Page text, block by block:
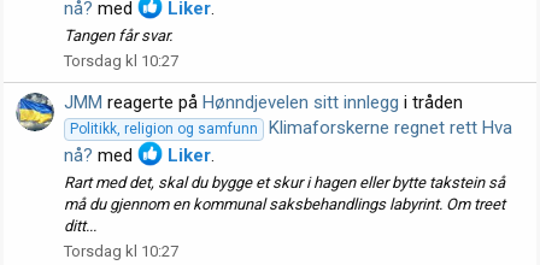
nå? med Liker.
Tangen får svar.
Torsdag kl 10:27
JMM reagerte på Hønndjevelen sitt innlegg i tråden
Politikk, religion og samfunn
Klimaforskerne regnet rett Hva
nå? med Liker.
Rart med det, skal du bygge et skur i hagen eller bytte takstein så
må du gjennom en kommunal saksbehandlings labyrint. Om treet
ditt...
Torsdag kl 10:27